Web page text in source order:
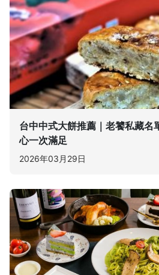
台中中式大餅推薦｜老饕私藏名
心一次滿足
2026年03月29日